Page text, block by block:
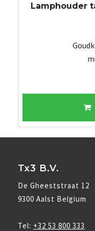
Lamphouder
Tx3 B.V.
De Gheeststraat 12
9300 Aalst Belgium
Tel: +32 53 800 333